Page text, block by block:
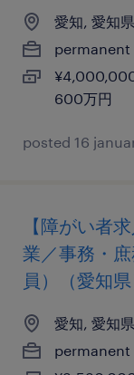
愛知, 愛知県
permanent
600万円
posted 16
【障がい者
業／事務・
員）（愛知県
愛知, 愛知県
permanent